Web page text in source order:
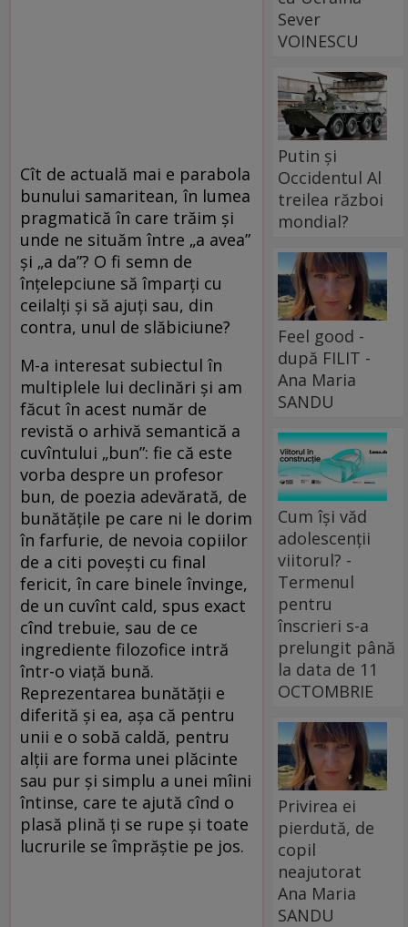
Cît de actuală mai e parabola
bunului samaritean, în lumea
pragmatică în care trăim și
unde ne situăm între „a avea”
și „a da”? O fi semn de
înțelepciune să împarți cu
ceilalți și să ajuți sau, din
contra, unul de slăbiciune?
M-a interesat subiectul în
multiplele lui declinări și am
făcut în acest număr de
revistă o arhivă semantică a
cuvîntului „bun”: fie că este
vorba despre un profesor
bun, de poezia adevărată, de
bunătățile pe care ni le dorim
în farfurie, de nevoia copiilor
de a citi povești cu final
fericit, în care binele învinge,
de un cuvînt cald, spus exact
cînd trebuie, sau de ce
ingrediente filozofice intră
într-o viață bună.
Reprezentarea bunătății e
diferită și ea, așa că pentru
unii e o sobă caldă, pentru
alții are forma unei plăcinte
sau pur și simplu a unei mîini
întinse, care te ajută cînd o
plasă plină ți se rupe și toate
lucrurile se împrăștie pe jos.
Sever
VOINESCU
Putin și
Occidentul Al
treilea război
mondial?
Feel good -
după FILIT -
Ana Maria
SANDU
Cum își văd
adolescenții
viitorul? -
Termenul
pentru
înscrieri s-a
prelungit până
la data de 11
OCTOMBRIE
Privirea ei
pierdută, de
copil
neajutorat
Ana Maria
SANDU